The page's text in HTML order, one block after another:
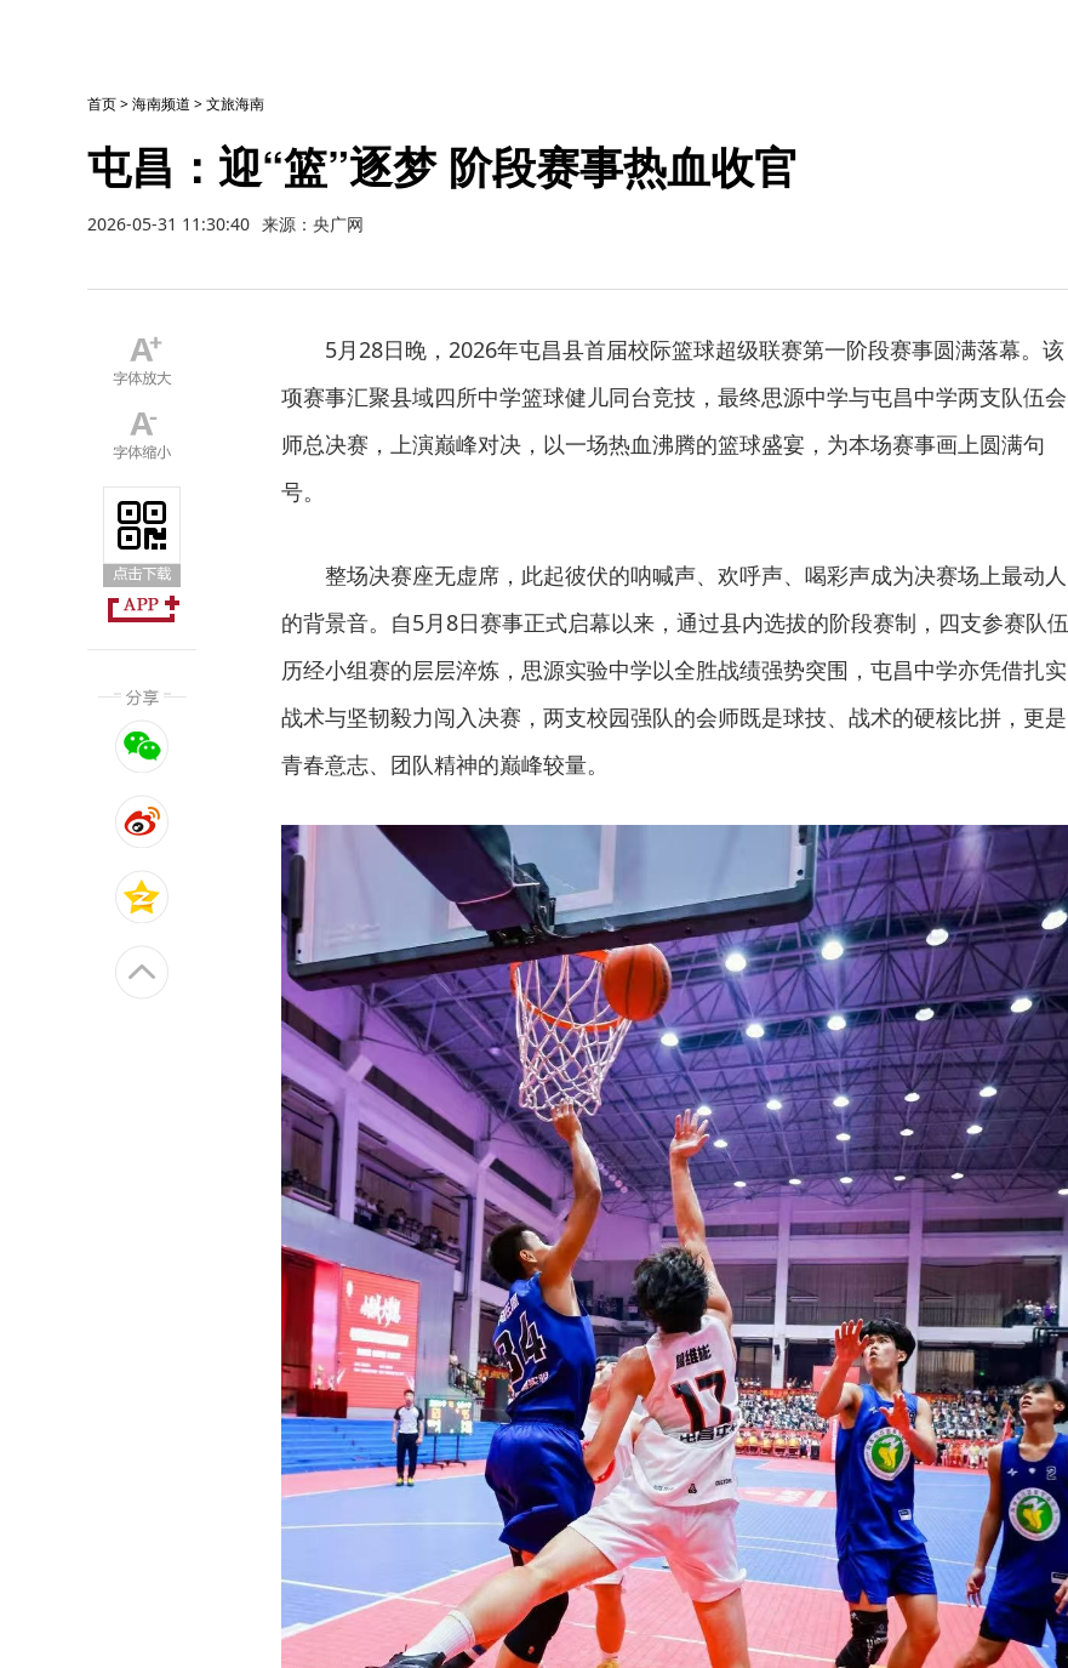
首页>海南频道 >文旅海南
屯昌：迎“篮”逐梦 阶段赛事热血收官
2026-05-31 11:30:40 来源：央广网
5月28日晚，2026年屯昌县首届校际篮球超级联赛第一阶段赛事圆满落幕。该
项赛事汇聚县域四所中学篮球健儿同台竞技，最终思源中学与屯昌中学两支队伍会
师总决赛，上演巅峰对决，以一场热血沸腾的篮球盛宴，为本场赛事画上圆满句
号。
整场决赛座无虚席，此起彼伏的呐喊声、欢呼声、喝彩声成为决赛场上最动人
的背景音。自5月8日赛事正式启幕以来，通过县内选拔的阶段赛制，四支参赛队伍
历经小组赛的层层淬炼，思源实验中学以全胜战绩强势突围，屯昌中学亦凭借扎实
战术与坚韧毅力闯入决赛，两支校园强队的会师既是球技、战术的硬核比拼，更是
青春意志、团队精神的巅峰较量。